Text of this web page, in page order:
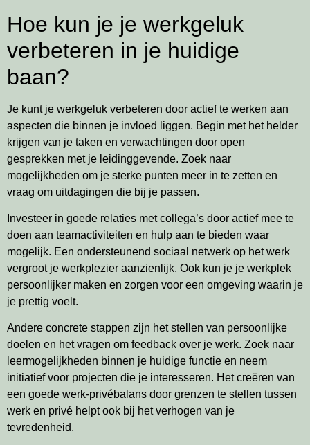
Hoe kun je je werkgeluk
verbeteren in je huidige
baan?
Je kunt je werkgeluk verbeteren door actief te werken aan
aspecten die binnen je invloed liggen. Begin met het helder
krijgen van je taken en verwachtingen door open
gesprekken met je leidinggevende. Zoek naar
mogelijkheden om je sterke punten meer in te zetten en
vraag om uitdagingen die bij je passen.
Investeer in goede relaties met collega’s door actief mee te
doen aan teamactiviteiten en hulp aan te bieden waar
mogelijk. Een ondersteunend sociaal netwerk op het werk
vergroot je werkplezier aanzienlijk. Ook kun je je werkplek
persoonlijker maken en zorgen voor een omgeving waarin je
je prettig voelt.
Andere concrete stappen zijn het stellen van persoonlijke
doelen en het vragen om feedback over je werk. Zoek naar
leermogelijkheden binnen je huidige functie en neem
initiatief voor projecten die je interesseren. Het creëren van
een goede werk-privébalans door grenzen te stellen tussen
werk en privé helpt ook bij het verhogen van je
tevredenheid.